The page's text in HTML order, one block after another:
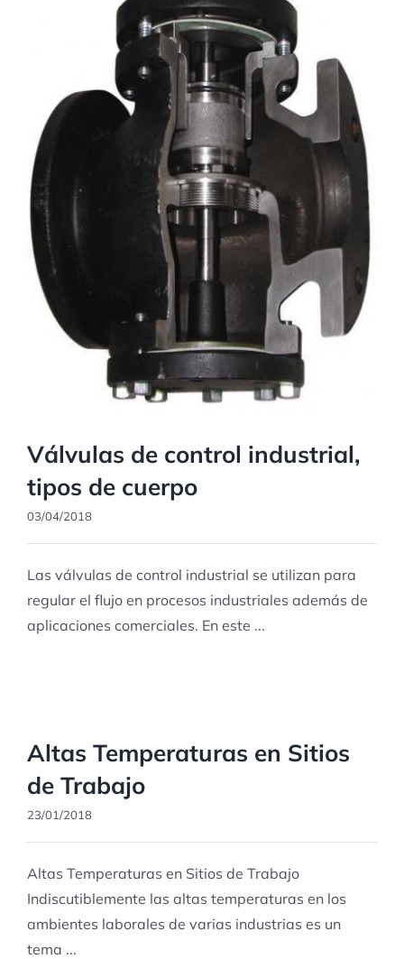
Válvulas de control industrial,
tipos de cuerpo
03/04/2018
Las válvulas de control industrial se utilizan para
regular el flujo en procesos industriales además de
aplicaciones comerciales. En este ...
Altas Temperaturas en Sitios
de Trabajo
23/01/2018
Altas Temperaturas en Sitios de Trabajo
Indiscutiblemente las altas temperaturas en los
ambientes laborales de varias industrias es un
tema ...